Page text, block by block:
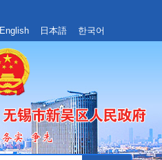
English 日本語 한국어